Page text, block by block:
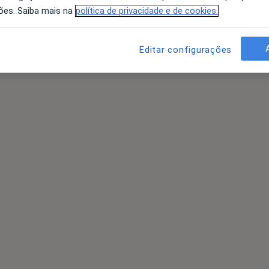
Saiba mais na política de privacidade e de cookies.
Editar configurações